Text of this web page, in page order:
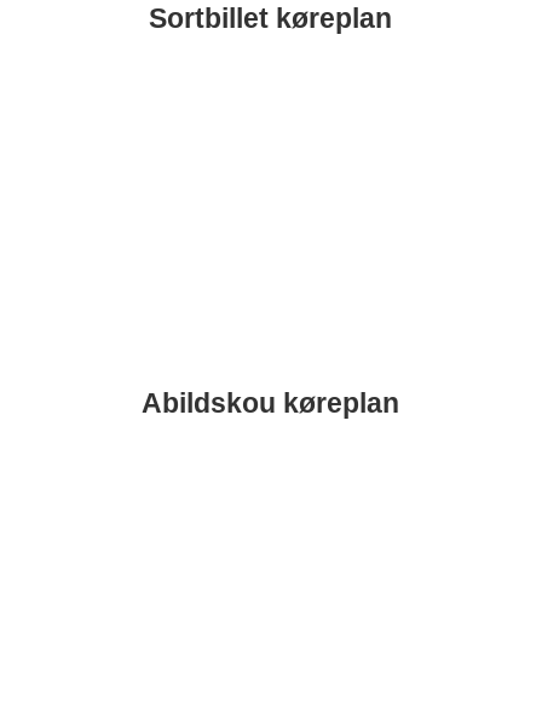
Sortbillet køreplan
Abildskou køreplan